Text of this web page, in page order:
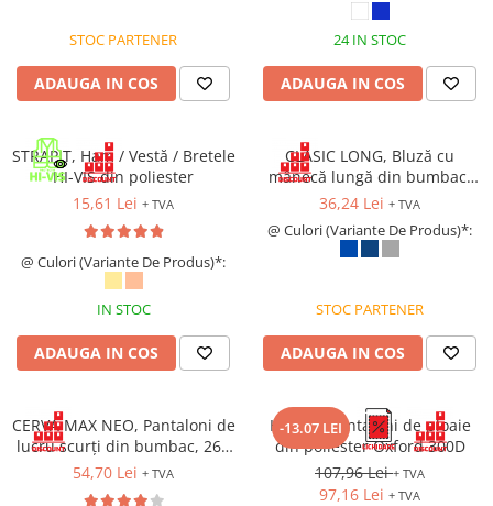
STOC PARTENER
ADAUGA IN COS
24 IN STOC
ADAUGA IN COS
STRAPIT, Ham / Vestă / Bretele
HI-VIS din poliester
15,61 Lei + TVA
@ Culori (Variante De Produs)*:
IN STOC
ADAUGA IN COS
CLASIC LONG, Bluză cu
mânecă lungă din bumbac,
150 g/mp
36,24 Lei + TVA
@ Culori (Variante De Produs)*:
STOC PARTENER
ADAUGA IN COS
CERVA MAX NEO, Pantaloni de
lucru scurți din bumbac, 260
g/mp
54,70 Lei + TVA
-13.07 LEI
HYDRA, Pantaloni de ploaie
din poliester Oxford 300D
107,96 Lei+ TVA
97,16 Lei + TVA